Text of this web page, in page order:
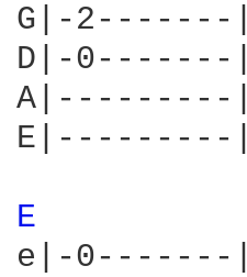
G|-2-------|
D|-0-------|
A|---------|
E|---------|
E
e|-0-------|